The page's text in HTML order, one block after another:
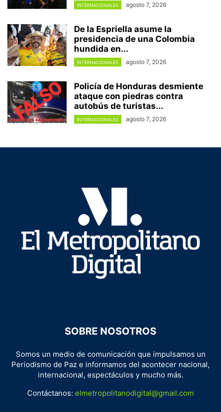
INTERNACIONALES agosto 7, 2026
De la Espriella asume la
presidencia de una Colombia
hundida en...
INTERNACIONALES agosto 7, 2026
Policía de Honduras desmiente
ataque con piedras contra
autobús de turistas...
INTERNACIONALES agosto 7, 2026
SOBRE NOSOTROS
Somos un medio de comunicación que impulsamos un
Periodismo de Paz e informamos del acontecer nacional,
internacional, espectáculos y mucho más.
Contáctanos: elmetropolitanodigital@gmail.com